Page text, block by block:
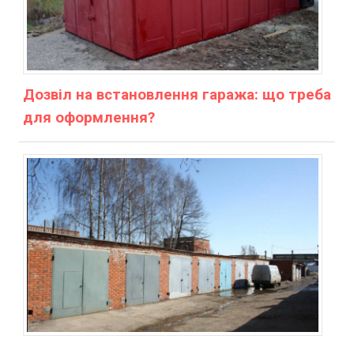
Дозвіл на встановлення гаража: що треба
для оформлення?